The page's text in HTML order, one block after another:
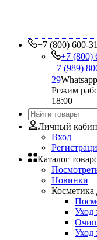
+7 (800) 600-
+7 (800)
+7 (989)
29Whatsapp
Режим
18:00
Личный
Вход
Каталог
Новинки
Косметика
Уход
Уход